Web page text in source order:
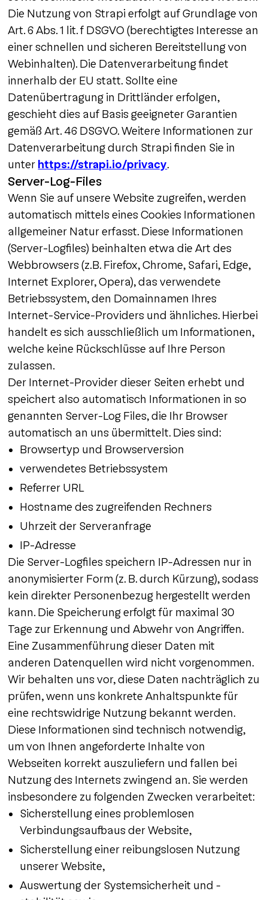
Die Nutzung von Strapi erfolgt auf Grundlage von
Art. 6 Abs. 1 lit. f DSGVO (berechtigtes Interesse an
einer schnellen und sicheren Bereitstellung von
Webinhalten). Die Datenverarbeitung findet
innerhalb der EU statt. Sollte eine
Datenübertragung in Drittländer erfolgen,
geschieht dies auf Basis geeigneter Garantien
gemäß Art. 46 DSGVO. Weitere Informationen zur
Datenverarbeitung durch Strapi finden Sie in
unter https://strapi.io/privacy.
Server-Log-Files
Wenn Sie auf unsere Website zugreifen, werden
automatisch mittels eines Cookies Informationen
allgemeiner Natur erfasst. Diese Informationen
(Server-Logfiles) beinhalten etwa die Art des
Webbrowsers (z.B. Firefox, Chrome, Safari, Edge,
Internet Explorer, Opera), das verwendete
Betriebssystem, den Domainnamen Ihres
Internet-Service-Providers und ähnliches. Hierbei
handelt es sich ausschließlich um Informationen,
welche keine Rückschlüsse auf Ihre Person
zulassen.
Der Internet-Provider dieser Seiten erhebt und
speichert also automatisch Informationen in so
genannten Server-Log Files, die Ihr Browser
automatisch an uns übermittelt. Dies sind:
Browsertyp und Browserversion
verwendetes Betriebssystem
Referrer URL
Hostname des zugreifenden Rechners
Uhrzeit der Serveranfrage
IP-Adresse
Die Server-Logfiles speichern IP-Adressen nur in
anonymisierter Form (z. B. durch Kürzung), sodass
kein direkter Personenbezug hergestellt werden
kann. Die Speicherung erfolgt für maximal 30
Tage zur Erkennung und Abwehr von Angriffen.
Eine Zusammenführung dieser Daten mit
anderen Datenquellen wird nicht vorgenommen.
Wir behalten uns vor, diese Daten nachträglich zu
prüfen, wenn uns konkrete Anhaltspunkte für
eine rechtswidrige Nutzung bekannt werden.
Diese Informationen sind technisch notwendig,
um von Ihnen angeforderte Inhalte von
Webseiten korrekt auszuliefern und fallen bei
Nutzung des Internets zwingend an. Sie werden
insbesondere zu folgenden Zwecken verarbeitet:
Sicherstellung eines problemlosen
Verbindungsaufbaus der Website,
Sicherstellung einer reibungslosen Nutzung
unserer Website,
Auswertung der Systemsicherheit und -